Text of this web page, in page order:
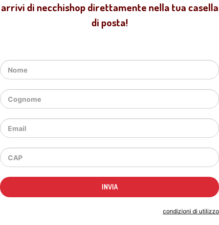
arrivi di necchishop direttamente nella tua casella
di posta!
condizioni di utilizzo